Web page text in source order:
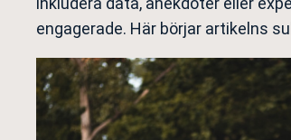
engagerade. Här börjar artikelns